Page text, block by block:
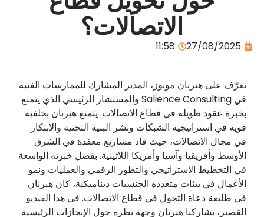
الاتصالات؟
27/08/2025
11:58
تعرّف على هيرنان مونوز، المدير المشارك للممارسات الفنية
في Salience Consulting والمستشار الرئيسي الذي يتمتع
بخبرة عقود طويلة في قطاع الاتصالات. يتمتع هيرنان بخلفية
قوية في استراتيجية الشبكات ونشر البنية التحتية والابتكار
في مجال الاتصالات، حيث قاد مشاريع معقدة في الشرق
الأوسط وأفريقيا وآسيا وأمريكا اللاتينية. بفضل خبرته الواسعة
في التخطيط الاستراتيجي والتطور الرقمي والعمليات ونمو
الأعمال في بيئات متعددة الجنسيات ديناميكية، كان هيرنان
في طليعة دعاة التحول في قطاع الاتصالات. في هذا الفيديو
القصير، يشاركنا هيرنان وجهة نظره حول الإنجازات الرئيسية